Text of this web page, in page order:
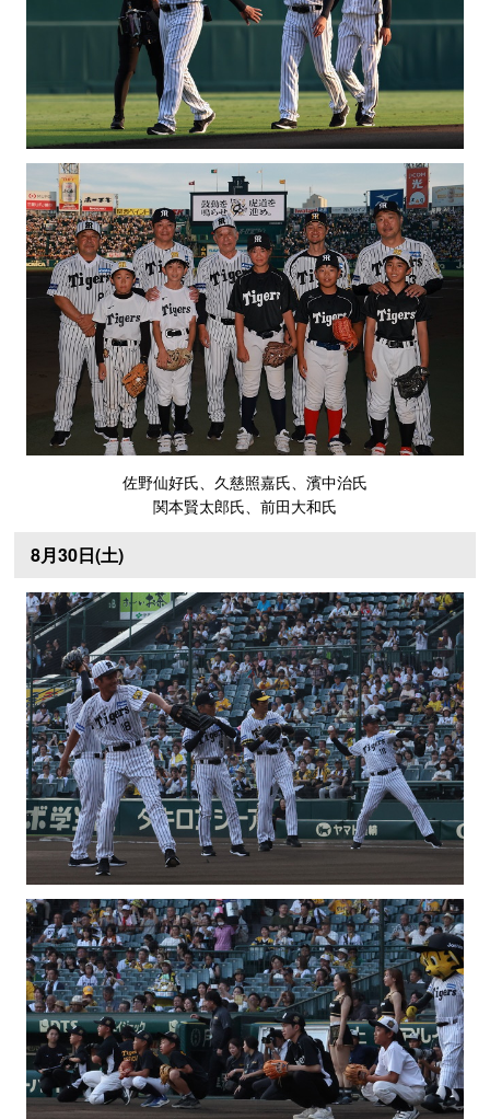
佐野仙好氏、久慈照嘉氏、濱中治氏
関本賢太郎氏、前田大和氏
8月30日(土)